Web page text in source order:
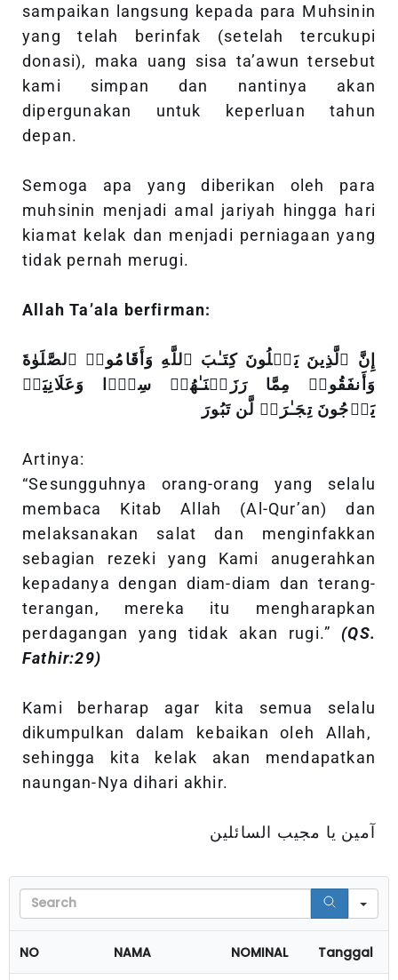
sampaikan langsung kepada para Muhsinin
yang telah berinfak (setelah tercukupi
donasi), maka uang sisa ta’awun tersebut
kami simpan dan nantinya akan
dipergunakan untuk keperluan tahun
depan.
Semoga apa yang diberikan oleh para
muhsinin menjadi amal jariyah hingga hari
kiamat kelak dan menjadi perniagaan yang
tidak pernah merugi.
Allah Ta’ala berfirman:
إِنَّ ٱلَّذِینَ یَتۡلُونَ كِتَـٰبَ ٱللَّهِ وَأَقَامُوا۟ ٱلصَّلَوٰةَ
وَأَنفَقُوا۟ مِمَّا رَزَقۡنَـٰهُمۡ سِرࣰّا وَعَلَانِیَةࣰ
یَرۡجُونَ تِجَـٰرَةࣰ لَّن تَبُورَ
Artinya:
“Sesungguhnya orang-orang yang selalu
membaca Kitab Allah (Al-Qur’an) dan
melaksanakan salat dan menginfakkan
sebagian rezeki yang Kami anugerahkan
kepadanya dengan diam-diam dan terang-
terangan, mereka itu mengharapkan
perdagangan yang tidak akan rugi.” (QS.
Fathir:29)
Kami berharap agar kita semua selalu
dikumpulkan dalam kebaikan oleh Allah,
sehingga kita kelak akan mendapatkan
naungan-Nya dihari akhir.
آمين يا مجيب السائلين
NO NAMA NOMINAL Tanggal